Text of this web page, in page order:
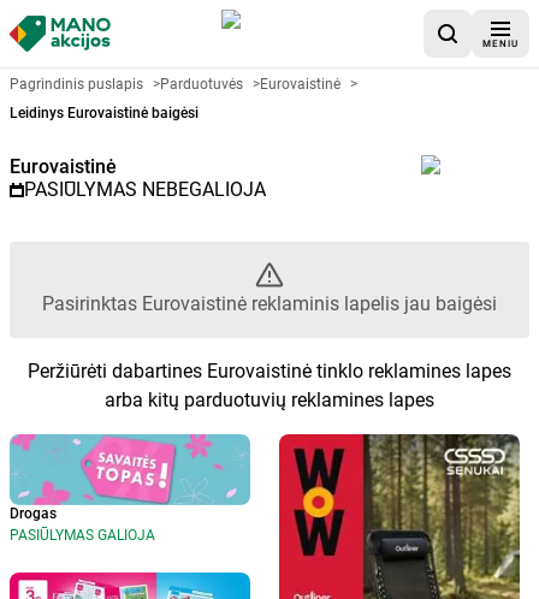
MENIU
Akcijų lapelis Eurovaistinė -
Pagrindinis puslapis >Parduotuvės >Eurovaistinė >
Leidinys Eurovaistinė baigėsi
Eurovaistinė
PASIŪLYMAS NEBEGALIOJA
Pasirinktas Eurovaistinė reklaminis lapelis jau baigėsi
Peržiūrėti dabartines Eurovaistinė tinklo reklamines lapes
arba kitų parduotuvių reklamines lapes
Drogas
PASIŪLYMAS GALIOJA